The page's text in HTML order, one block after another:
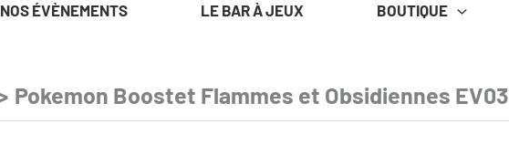
NOS ÉVÈNEMENTS LE BAR À JEUX BOUTIQUE
Pokemon Boostet Flammes et Obsidiennes EV03